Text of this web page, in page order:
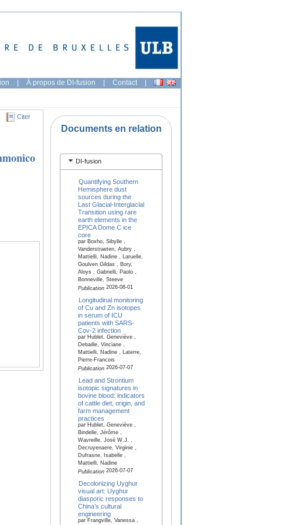
| À propos de DI-fusion | Contact |
Citer
Documents en relation
DI-fusion
Quantifying Southern
Hemisphere dust
sources during the
Last Glacial-Interglacial
Transition using rare
earth elements in the
EPICA Dome C ice
core
par Boxho, Sibylle ,
Vanderstraeten, Aubry ,
Mattielli, Nadine , Laruelle,
Goulven Gildas , Bory,
Aloys , Gabrielli, Paolo ,
Bonneville, Steeve
Publication2026-08-01
Longitudinal monitoring
of Cu and Zn isotopes
in serum of ICU
patients with SARS-
Cov-2 infection
par Hublet, Geneviève ,
Debaille, Vinciane ,
Mattielli, Nadine , Laterre,
Pierre-Francois
Publication2026-07-07
Lead and Strontium
isotopic signatures in
bovine blood: indicators
of cattle diet, origin, and
farm management
practices
par Hublet, Geneviève ,
Bindelle, Jérôme ,
Wavreille, José W.J. ,
Decruyenaere, Virginie ,
Dufrasne, Isabelle ,
Mattielli, Nadine
Publication2026-07-07
Decolonizing Uyghur
visual art: Uyghur
diasporic responses to
China’s cultural
engineering
par Frangville, Vanessa ,